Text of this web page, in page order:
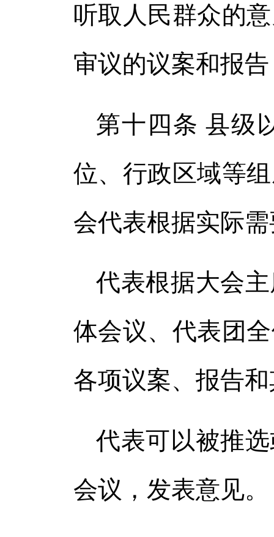
听取人民群众的
审议的议案和报
第十四条 县级
位、行政区域等
会代表根据实际
代表根据大会
体会议、代表团
各项议案、报告
代表可以被推
会议，发表意见。